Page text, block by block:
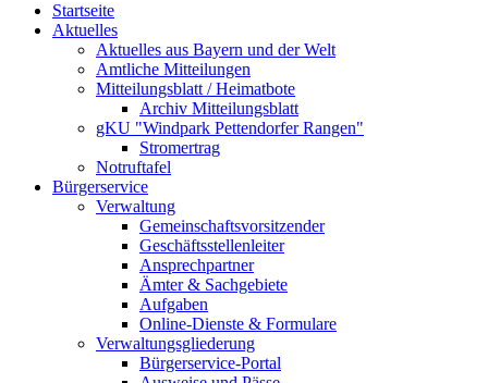
Startseite
Aktuelles
Aktuelles aus Bayern und der Welt
Amtliche Mitteilungen
Mitteilungsblatt / Heimatbote
Archiv Mitteilungsblatt
gKU "Windpark Pettendorfer Rangen"
Stromertrag
Notruftafel
Bürgerservice
Verwaltung
Gemeinschaftsvorsitzender
Geschäftsstellenleiter
Ansprechpartner
Ämter & Sachgebiete
Aufgaben
Online-Dienste & Formulare
Verwaltungsgliederung
Bürgerservice-Portal